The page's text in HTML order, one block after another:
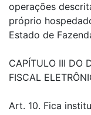
operações
próprio
Estado de
CAPÍTULO III DO
FISCAL
Art. 10. Fica